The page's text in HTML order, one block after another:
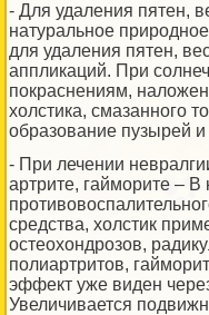
- Для удаления пятен,
натуральное
для удаления пятен,
аппликаций. При
покраснениям,
холстика, смазанного
образование пузырей
- При лечении
артрите, гайморите – В
средства, холстик
остеохондрозов,
полиартритов,
эффект уже виден
Увеличивается